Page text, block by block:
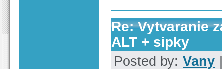
Re: Vytvaranie
ALT + sipky
Posted by: Vany